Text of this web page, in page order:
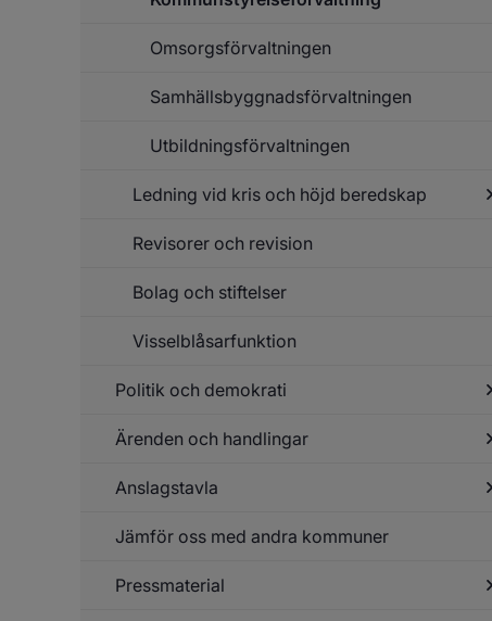
Omsorgsförvaltningen
Samhällsbyggnadsförvaltningen
Utbildningsförvaltningen
Ledning vid kris och höjd beredskap
Revisorer och revision
Bolag och stiftelser
Visselblåsarfunktion
Politik och demokrati
Ärenden och handlingar
Anslagstavla
Jämför oss med andra kommuner
Pressmaterial